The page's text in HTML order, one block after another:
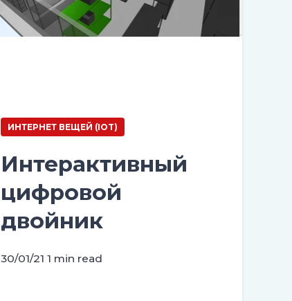
ИНТЕРНЕТ ВЕЩЕЙ (IOT)
Интерактивный
цифровой
двойник
30/01/21 1 min read